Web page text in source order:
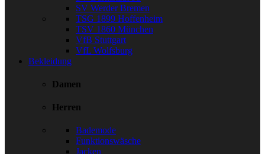
SV Werder Bremen
TSG 1899 Hoffenheim
TSV 1860 München
VfB Stuttgart
VfL Wolfsburg
Bekleidung
Damen
Herren
Bademode
Funktionswäsche
Jacken